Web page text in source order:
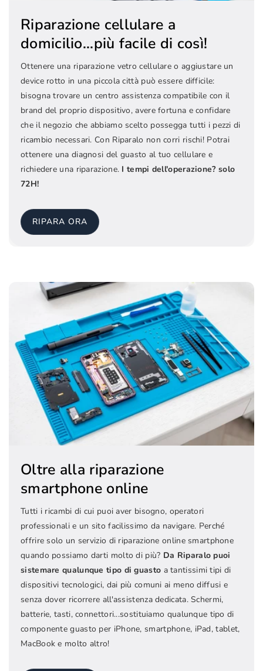
Riparazione cellulare a
domicilio...più facile di così!
Ottenere una riparazione vetro cellulare o aggiustare un
device rotto in una piccola città può essere difficile:
bisogna trovare un centro assistenza compatibile con il
brand del proprio dispositivo, avere fortuna e confidare
che il negozio che abbiamo scelto possegga tutti i pezzi di
ricambio necessari. Con Riparalo non corri rischi! Potrai
ottenere una diagnosi del guasto al tuo cellulare e
richiedere una riparazione. I tempi dell'operazione? solo
72H!
RIPARA ORA
Oltre alla riparazione
smartphone online
Tutti i ricambi di cui puoi aver bisogno, operatori
professionali e un sito facilissimo da navigare. Perché
offrire solo un servizio di riparazione online smartphone
quando possiamo darti molto di più? Da Riparalo puoi
sistemare qualunque tipo di guasto a tantissimi tipi di
dispositivi tecnologici, dai più comuni ai meno diffusi e
senza dover ricorrere all'assistenza dedicata. Schermi,
batterie, tasti, connettori...sostituiamo qualunque tipo di
componente guasto per iPhone, smartphone, iPad, tablet,
MacBook e molto altro!